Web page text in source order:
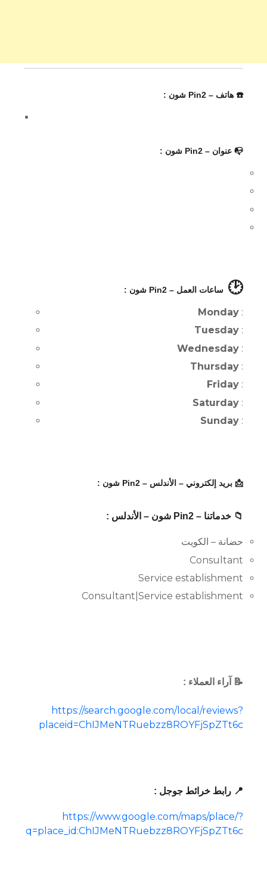
☎️ هاتف – Pin2 شون :
📭 عنوان – Pin2 شون :
🕑 ساعات العمل – Pin2 شون :
Monday :
Tuesday :
Wednesday :
Thursday :
Friday :
Saturday :
Sunday :
📩 بريد إلكتروني – الأندلس – Pin2 شون :
📁 خدماتنا – Pin2 شون – الأندلس :
حضانة – الكويت
Consultant
Service establishment
Consultant|Service establishment
📝 آراء العملاء :
https://search.google.com/local/reviews?
placeid=ChIJMeNTRuebzz8ROYFjSpZTt6c
📍 رابط خرائط جوجل :
https://www.google.com/maps/place/?
q=place_id:ChIJMeNTRuebzz8ROYFjSpZTt6c